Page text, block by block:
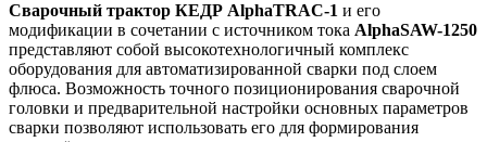
Сварочный трактор КЕДР AlphaTRAC-1 и его
модификации в сочетании с источником тока AlphaSAW-1250
представляют собой высокотехнологичный комплекс
оборудования для автоматизированной сварки под слоем
флюса. Возможность точного позиционирования сварочной
головки и предварительной настройки основных параметров
сварки позволяют использовать его для формирования